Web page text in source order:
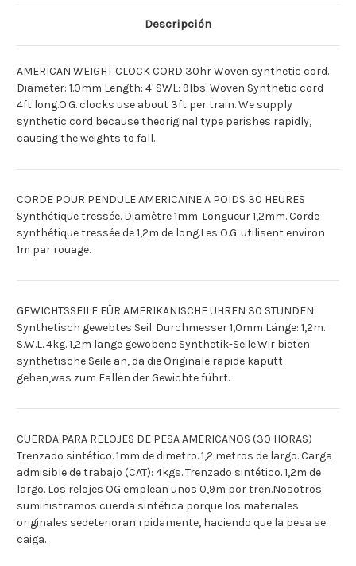
SEIL
30
[Espagnol]CUERDA
SINTETICA
30
HORAS
1.2M
SEIL
30
[Espagnol]CUERDA
SINTETICA
30
HORAS
1.2M
Descripción
AMERICAN WEIGHT CLOCK CORD 30hr Woven synthetic cord.
Diameter: 1.0mm Length: 4' SWL: 9lbs. Woven Synthetic cord
4ft long.O.G. clocks use about 3ft per train. We supply
synthetic cord because theoriginal type perishes rapidly,
causing the weights to fall.
CORDE POUR PENDULE AMERICAINE A POIDS 30 HEURES
Synthétique tressée. Diamètre 1mm. Longueur 1,2mm. Corde
synthétique tressée de 1,2m de long.Les O.G. utilisent environ
1m par rouage.
GEWICHTSSEILE FÛR AMERIKANISCHE UHREN 30 STUNDEN
Synthetisch gewebtes Seil. Durchmesser 1,0mm Länge: 1,2m.
S.W.L. 4kg. 1,2m lange gewobene Synthetik-Seile.Wir bieten
synthetische Seile an, da die Originale rapide kaputt
gehen,was zum Fallen der Gewichte führt.
CUERDA PARA RELOJES DE PESA AMERICANOS (30 HORAS)
Trenzado sintético. 1mm de dimetro. 1,2 metros de largo. Carga
admisible de trabajo (CAT): 4kgs. Trenzado sintético. 1,2m de
largo. Los relojes OG emplean unos 0,9m por tren.Nosotros
suministramos cuerda sintética porque los materiales
originales sedeterioran rpidamente, haciendo que la pesa se
caiga.